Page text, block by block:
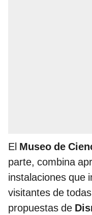
El Museo de
parte, combina
instalaciones que
visitantes de
propuestas de